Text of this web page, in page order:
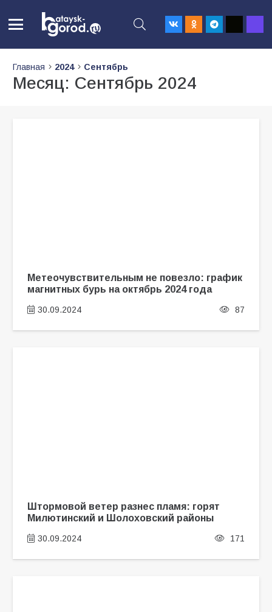
Главная 2024 Сентябрь
Месяц: Сентябрь 2024
Метеочувствительным не повезло: график
магнитных бурь на октябрь 2024 года
30.09.2024 87
Штормовой ветер разнес пламя: горят
Милютинский и Шолоховский районы
30.09.2024 171